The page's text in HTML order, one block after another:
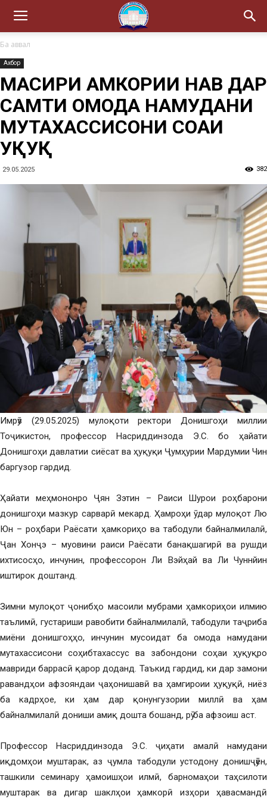
Ба аввал
Ахбор
МАСИРИ ҲАМКОРИИ НАВ ДАР
САМТИ ОМОДА НАМУДАНИ
МУТАХАССИСОНИ СОҲАИ
ҲУҚУҚ
29.05.2025 382
Имрӯз (29.05.2025) мулоқоти ректори Донишгоҳи миллии
Тоҷикистон, профессор Насриддинзода Э.С. бо ҳайати
Донишгоҳи давлатии сиёсат ва ҳуқуқи Ҷумҳурии Мардумии Чин
баргузор гардид.
Ҳайати меҳмононро Ҷян Зэтин – Раиси Шурои роҳбарони
донишгоҳи мазкур сарварӣ мекард. Ҳамроҳи ӯ дар мулоқот Лю
Юн – роҳбари Раёсати ҳамкориҳо ва табодули байналмилалӣ,
Ҷан Хонҷэ – муовини раиси Раёсати банақшагирӣ ва рушди
ихтисосҳо, инчунин, профессорон Ли Вэйҳай ва Ли Чуннйин
иштирок доштанд.
Зимни мулоқот ҷонибҳо масоили мубрами ҳамкориҳои илмию
таълимӣ, густариши равобити байналмилалӣ, табодули таҷриба
миёни донишгоҳҳо, инчунин мусоидат ба омода намудани
мутахассисони соҳибтахассус ва забондони соҳаи ҳуқуқро
мавриди баррасӣ қарор доданд. Таъкид гардид, ки дар замони
равандҳои афзояндаи ҷаҳонишавӣ ва ҳамгироии ҳуқуқӣ, ниёз
ба кадрҳое, ки ҳам дар қонунгузории миллӣ ва ҳам
байналмилалӣ дониши амиқ дошта бошанд, рӯ ба афзоиш аст.
Профессор Насриддинзода Э.С. ҷиҳати амалӣ намудани
иқдомҳои муштарак, аз ҷумла табодули устодону донишҷӯён,
ташкили семинару ҳамоишҳои илмӣ, барномаҳои таҳсилоти
муштарак ва дигар шаклҳои ҳамкорӣ изҳори ҳавасмандӣ